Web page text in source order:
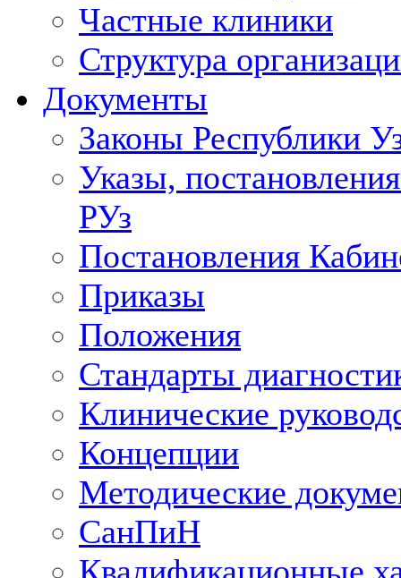
Частные клиники
Структура
Документы
Законы Республики
Указы,
РУз
Постановления
Приказы
Положения
Стандарты
Клинические
Концепции
Методические
СанПиН